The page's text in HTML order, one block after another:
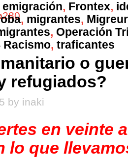
emigración, Frontex,
, migrantes,
, Operación
Racismo, traficantes
o
refugiados?
by inaki
en veinte
lo que